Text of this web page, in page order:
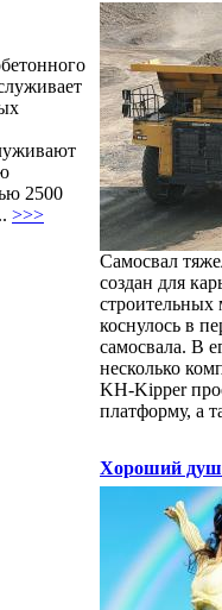
2500
>>>
Самосвал
создан для
строительных
коснулось в
самосвала. В
несколько
KH-Kipper
платформу, а
Хороший душ